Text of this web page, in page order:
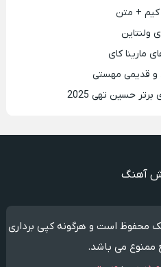
کیم + متن
ولنتاین
مارینا کای
و قدیمی مهستی
حسین تهی 2025
آهنگ
محفوظ است و هرگونه کپی برداری
ممنوع می باشد.